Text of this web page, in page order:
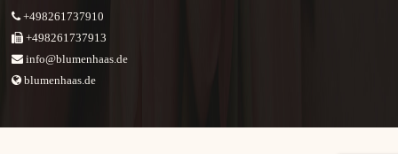
+498261737910
+498261737913
info@blumenhaas.de
blumenhaas.de